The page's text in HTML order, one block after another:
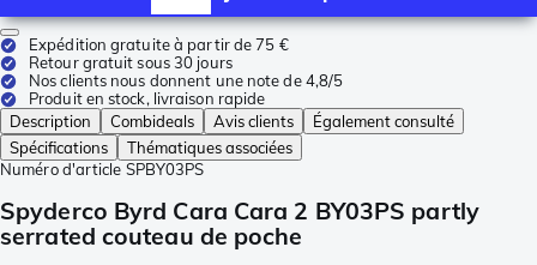
Expédition gratuite à partir de 75 €
Retour gratuit sous 30 jours
Nos clients nous donnent une note de 4,8/5
Produit en stock, livraison rapide
Description
Combideals Avis clients
Également consulté
Spécifications
Thématiques associées
Numéro d'article SPBY03PS
Spyderco Byrd Cara Cara 2 BY03PS partly
serrated couteau de poche